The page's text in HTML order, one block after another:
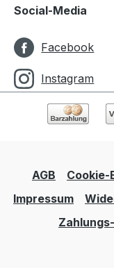
Social-Media
Facebook
Instagram
AGB Cookie-
Impressum